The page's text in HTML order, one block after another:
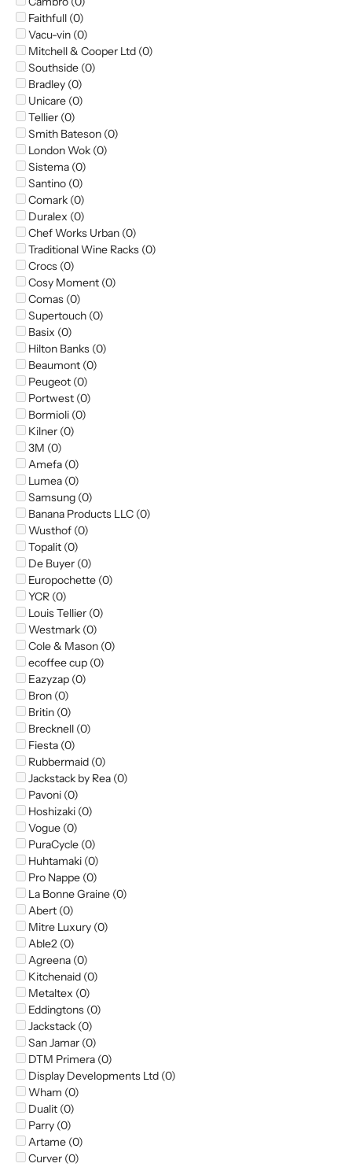
Faithfull (0)
Vacu-vin (0)
Mitchell & Cooper Ltd (0)
Southside (0)
Bradley (0)
Unicare (0)
Tellier (0)
Smith Bateson (0)
London Wok (0)
Sistema (0)
Santino (0)
Comark (0)
Duralex (0)
Chef Works Urban (0)
Traditional Wine Racks (0)
Crocs (0)
Cosy Moment (0)
Comas (0)
Supertouch (0)
Basix (0)
Hilton Banks (0)
Beaumont (0)
Peugeot (0)
Portwest (0)
Bormioli (0)
Kilner (0)
3M (0)
Amefa (0)
Lumea (0)
Samsung (0)
Banana Products LLC (0)
Wusthof (0)
Topalit (0)
De Buyer (0)
Europochette (0)
YCR (0)
Louis Tellier (0)
Westmark (0)
Cole & Mason (0)
ecoffee cup (0)
Eazyzap (0)
Bron (0)
Britin (0)
Brecknell (0)
Fiesta (0)
Rubbermaid (0)
Jackstack by Rea (0)
Pavoni (0)
Hoshizaki (0)
Vogue (0)
PuraCycle (0)
Huhtamaki (0)
Pro Nappe (0)
La Bonne Graine (0)
Abert (0)
Mitre Luxury (0)
Able2 (0)
Agreena (0)
Kitchenaid (0)
Metaltex (0)
Eddingtons (0)
Jackstack (0)
San Jamar (0)
DTM Primera (0)
Display Developments Ltd (0)
Wham (0)
Dualit (0)
Parry (0)
Artame (0)
Curver (0)